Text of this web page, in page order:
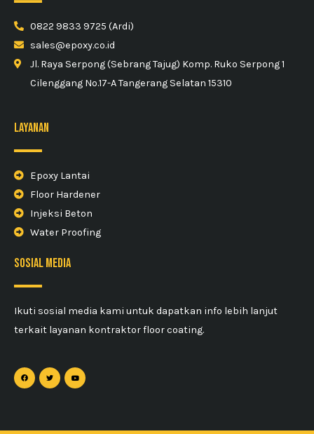
0822 9833 9725 (Ardi)
sales@epoxy.co.id
Jl. Raya Serpong (Sebrang Tajug) Komp. Ruko Serpong 1
Cilenggang No.17-A Tangerang Selatan 15310
Layanan
Epoxy Lantai
Floor Hardener
Injeksi Beton
Water Proofing
sosial media
Ikuti sosial media kami untuk dapatkan info lebih lanjut
terkait layanan kontraktor floor coating.